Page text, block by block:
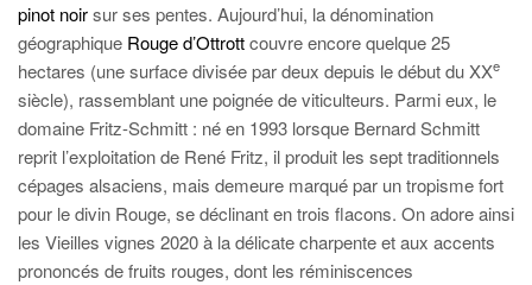
pinot noirsur ses pentes. Aujourd’hui, la dénomination
géographique Rouge d’Ottrottcouvre encore quelque 25
hectares (une surface divisée par deux depuis le début du XXe
siècle), rassemblant une poignée de viticulteurs. Parmi eux, le
domaine Fritz-Schmitt : né en 1993 lorsque Bernard Schmitt
reprit l’exploitation de René Fritz, il produit les sept traditionnels
cépages alsaciens, mais demeure marqué par un tropisme fort
pour le divin Rouge, se déclinant en trois flacons. On adore ainsi
les Vieilles vignes 2020 à la délicate charpente et aux accents
prononcés de fruits rouges, dont les réminiscences